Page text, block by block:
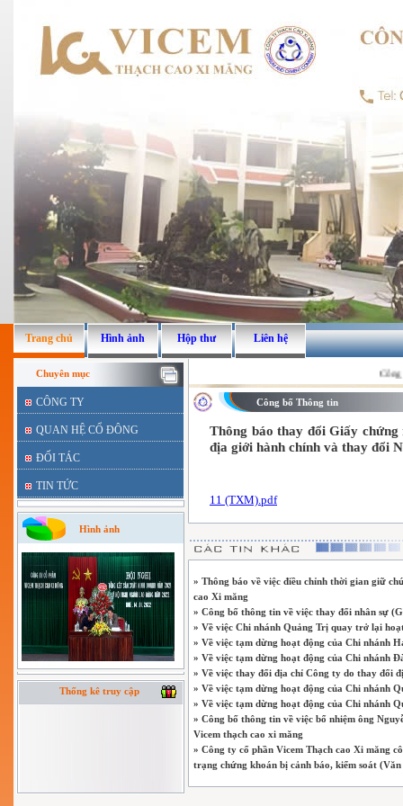
Trang chủ Hình ảnh Hộp thư Liên hệ
Chuyên mục
CÔNG TY
QUAN HỆ CỔ ĐÔNG
ĐỐI TÁC
TIN TỨC
Hình ảnh
Thống kê truy cập
Công bố Thông tin
Thông báo thay đổi Giấy
địa giới hành chính và thay đổi
11 (TXM).pdf
» Thông báo về việc điều chỉnh thời gian giữ
cao Xi măng
» Công bố thông tin về việc thay đổi nhân sự
» Về việc Chi nhánh Quảng Trị quay trở lại
» Về việc tạm dừng hoạt động của Chi nhánh
» Về việc tạm dừng hoạt động của Chi nhánh
» Về việc thay đổi địa chỉ Công ty do thay đổi
» Về việc tạm dừng hoạt động của Chi nhánh
» Về việc tạm dừng hoạt động của Chi nhánh
» Công bố thông tin về việc bổ nhiệm ông
Vicem thạch cao xi măng
» Công ty cổ phần Vicem Thạch cao Xi măng
trạng chứng khoán bị cảnh báo, kiểm soát